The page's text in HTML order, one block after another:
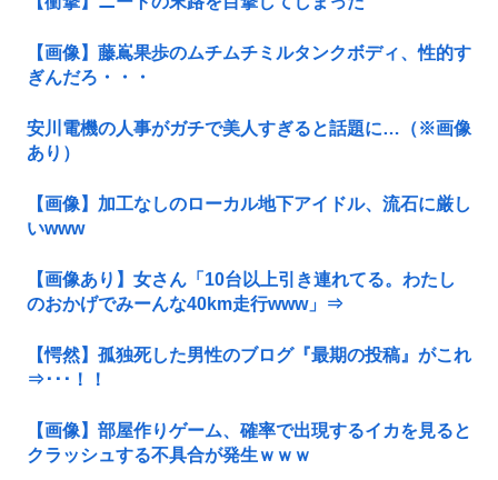
【画像】藤嶌果歩のムチムチミルタンクボディ、性的す
ぎんだろ・・・
安川電機の人事がガチで美人すぎると話題に…（※画像
あり）
【画像】加工なしのローカル地下アイドル、流石に厳し
いwww
【画像あり】女さん「10台以上引き連れてる。わたし
のおかげでみーんな40km走行www」⇒
【愕然】孤独死した男性のブログ『最期の投稿』がこれ
⇒･･･！！
【画像】部屋作りゲーム、確率で出現するイカを見ると
クラッシュする不具合が発生ｗｗｗ